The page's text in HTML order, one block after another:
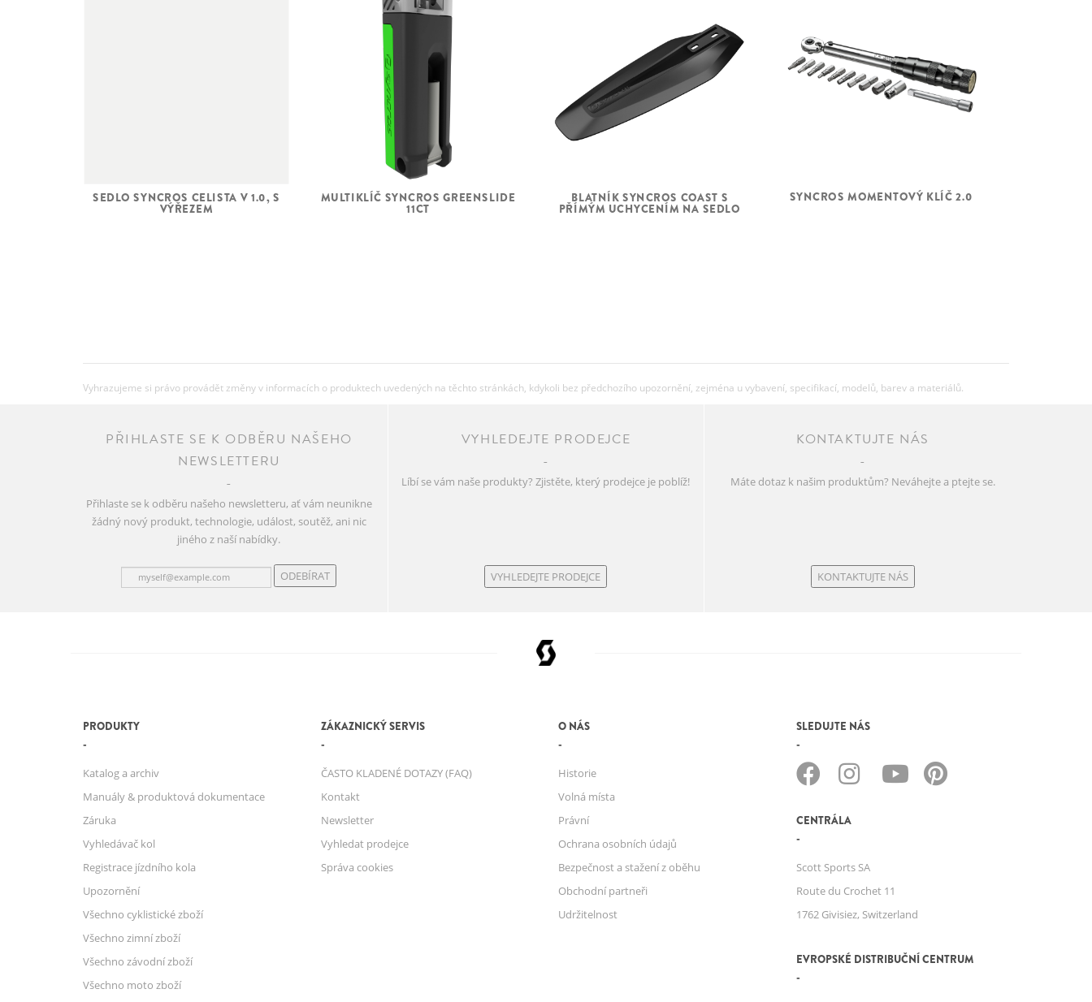
SEDLO SYNCROS CELISTA V 1.0, S
VÝŘEZEM
MULTIKLÍČ SYNCROS GREENSLIDE
11CT
BLATNÍK SYNCROS COAST S
PŘÍMÝM UCHYCENÍM NA SEDLO
SYNCROS MOMENTOVÝ KLÍČ 2.0
Vyhrazujeme si právo provádět změny v informacích o produktech uvedených na těchto stránkách, kdykoli bez předchozího upozornění, zejména u vybavení, specifikací, modelů, barev a materiálů.
PŘIHLASTE SE K ODBĚRU NAŠEHO
NEWSLETTERU
Přihlaste se k odběru našeho newsletteru, ať vám neunikne
žádný nový produkt, technologie, událost, soutěž, ani nic
jiného z naší nabídky.
ODEBÍRAT
VYHLEDEJTE PRODEJCE
Líbí se vám naše produkty? Zjistěte, který prodejce je poblíž!
VYHLEDEJTE PRODEJCE
KONTAKTUJTE NÁS
Máte dotaz k našim produktům? Neváhejte a ptejte se.
KONTAKTUJTE NÁS
PRODUKTY
Katalog a archiv
Manuály & produktová dokumentace
Záruka
Vyhledávač kol
Registrace jízdního kola
Upozornění
Všechno cyklistické zboží
Všechno zimní zboží
Všechno závodní zboží
Všechno moto zboží
ZÁKAZNICKÝ SERVIS
ČASTO KLADENÉ DOTAZY (FAQ)
Kontakt
Newsletter
Vyhledat prodejce
Správa cookies
O NÁS
Historie
Volná místa
Právní
Ochrana osobních údajů
Bezpečnost a stažení z oběhu
Obchodní partneři
Udržitelnost
SLEDUJTE NÁS
CENTRÁLA
Scott Sports SA
Route du Crochet 11
1762 Givisiez, Switzerland
EVROPSKÉ DISTRIBUČNÍ CENTRUM